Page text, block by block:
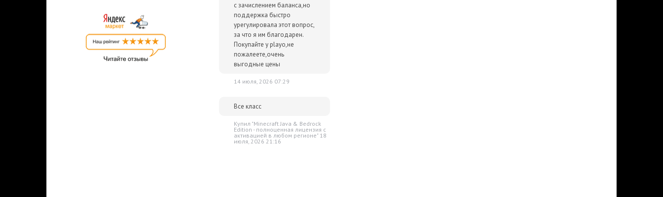
с зачислением баланса,но
поддержка быстро
урегулировала этот вопрос,
за что я им благодарен.
Покупайте у playo,не
пожалеете,очень
выгодные цены
14 июля, 2026 07:29
Все класс
Купил "Minecraft Java & Bedrock
Edition - полноценная лицензия c
активацией в любом регионе" 18
июля, 2026 21:16